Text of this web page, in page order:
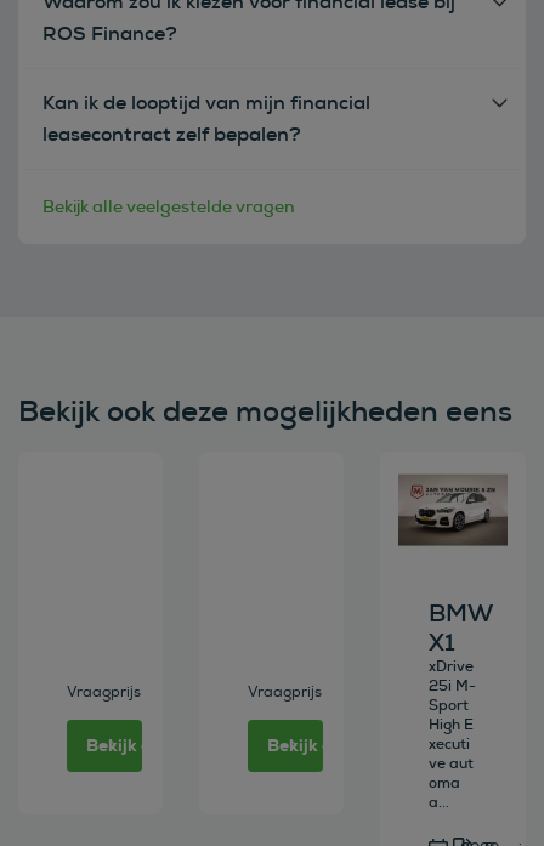
ROS Finance?
Kan ik de looptijd van mijn financial
leasecontract zelf bepalen?
Bekijk alle veelgestelde vragen
Bekijk ook deze mogelijkheden eens
Vraagprijs
Bekijk deze auto
Vraagprijs
Bekijk deze auto
Bekijk deze
BMW
X1
xDrive
25i M-
Sport
High E
xecuti
ve aut
oma
a...